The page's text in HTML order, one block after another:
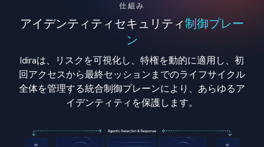
仕組み
アイデンティティセキュリティ制御プレー
ン
Idiraは、リスクを可視化し、特権を動的に適用し、初
回アクセスから最終セッションまでのライフサイクル
全体を管理する統合制御プレーンにより、あらゆるア
イデンティティを保護します。